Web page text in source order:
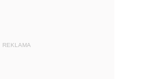
REKLAMA